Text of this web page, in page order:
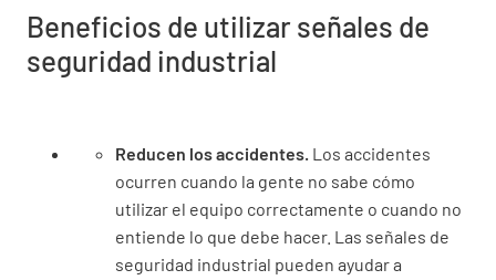
Beneficios de utilizar señales de
seguridad industrial
Reducen los accidentes. Los accidentes
ocurren cuando la gente no sabe cómo
utilizar el equipo correctamente o cuando no
entiende lo que debe hacer. Las señales de
seguridad industrial pueden ayudar a